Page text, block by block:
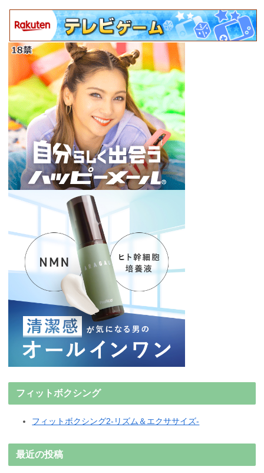
フィットボクシング
フィットボクシング2-リズム＆エクササイズ-
最近の投稿